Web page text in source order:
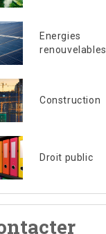
Energies
renouvelables
Construction
Droit public